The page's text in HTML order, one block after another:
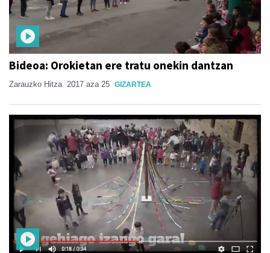
Bideoa: Orokietan ere tratu onekin dantzan
Zarauzko Hitza 2017 aza 25 GIZARTEA